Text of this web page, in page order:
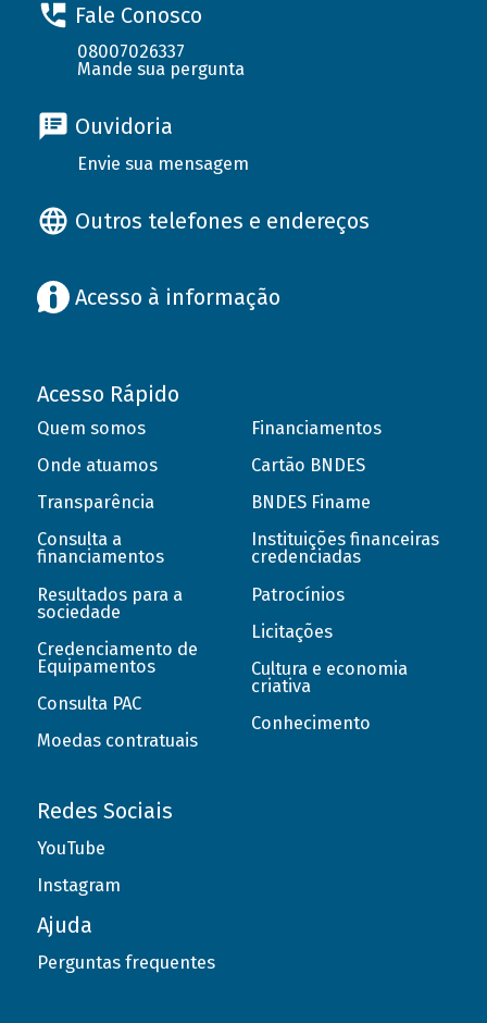
Fale Conosco
08007026337
Mande sua pergunta
Ouvidoria
Envie sua mensagem
Outros telefones e endereços
Acesso à informação
Acesso Rápido
Quem somos
Onde atuamos
Transparência
Consulta a
financiamentos
Resultados para a
sociedade
Credenciamento de
Equipamentos
Consulta PAC
Moedas contratuais
Financiamentos
Cartão BNDES
BNDES Finame
Instituições financeiras
credenciadas
Patrocínios
Licitações
Cultura e economia
criativa
Conhecimento
Redes Sociais
YouTube
Instagram
Ajuda
Perguntas frequentes